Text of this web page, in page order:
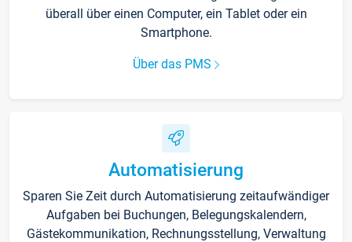
überall über einen Computer, ein Tablet oder ein
Smartphone.
Über das PMS
Automatisierung
Sparen Sie Zeit durch Automatisierung zeitaufwändiger
Aufgaben bei Buchungen, Belegungskalendern,
Gästekommunikation, Rechnungsstellung, Verwaltung